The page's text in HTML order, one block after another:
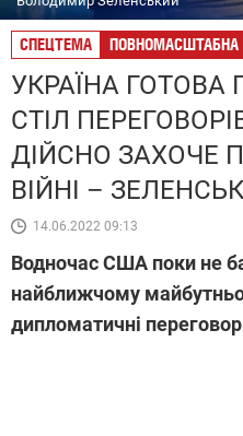
СПЕЦТЕМА ПОВНОМАСШТАБНА
УКРАЇНА ГОТОВА
СТІЛ
ДІЙСНО ЗАХОЧЕ
ВІЙНІ –
14.06.2022 09:13
Водночас США поки не
найближчому
дипломатичні